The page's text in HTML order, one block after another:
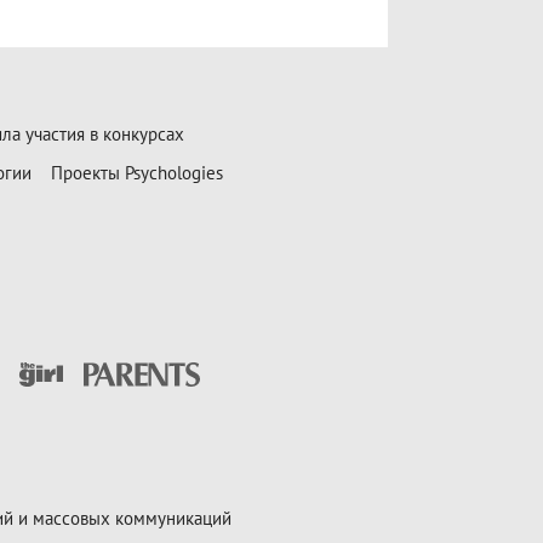
участия в конкурсах
Проекты Psychologies
и массовых коммуникаций